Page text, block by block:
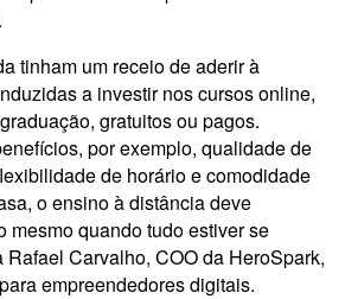
tinham um receio de aderir à
a investir nos cursos online,
gratuitos ou pagos.
por exemplo, qualidade de
de horário e comodidade
o ensino à distância deve
mesmo quando tudo estiver se
Rafael Carvalho, COO da HeroSpark,
empreendedores digitais.